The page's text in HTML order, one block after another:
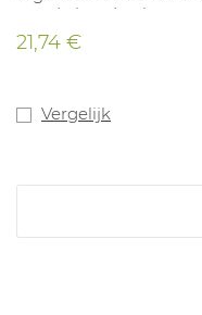
van de hand naboots
groene kleur voor
Latexvrij waardoor
21,74 €
Vergelijk